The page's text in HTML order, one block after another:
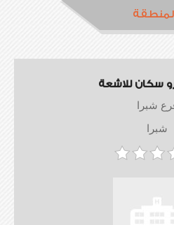
سكان للاشعة
شبرا
شبرا